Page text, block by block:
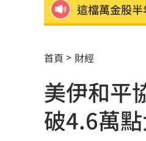
這檔萬金股
嬤吃白帶魚防
26歲百萬網
店家忘用紙碗
首頁 財經
美伊和平
破4.6萬